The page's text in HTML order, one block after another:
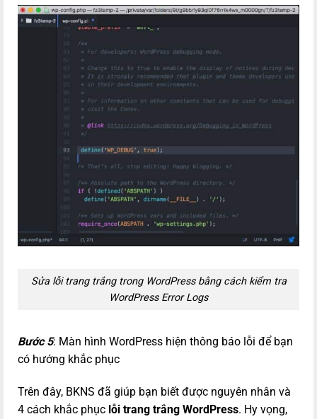
Sửa lỗi trang trắng trong WordPress bằng cách kiểm tra
WordPress Error Logs
Bước 5: Màn hình WordPress hiện thông báo lỗi để bạn
có hướng khắc phục
Trên đây, BKNS đã giúp bạn biết được nguyên nhân và
4 cách khắc phục lỗi trang trắng WordPress. Hy vọng,